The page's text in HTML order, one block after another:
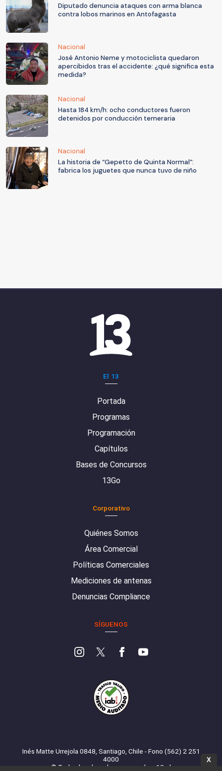
Diputado denuncia ataques con arma blanca
contra lobos marinos en Antofagasta
Nacional
José Antonio Neme y motociclista quedaron
apercibidos tras el accidente: ¿qué significa esta
medida?
Nacional
Hasta 184 km/h: ocho conductores fueron
detenidos por conducción temeraria
Nacional
La historia de “Gepetto de Quinta Normal”:
fabrica los juguetes que nunca tuvo de niño
El 13
Portada
Programas
Programación
Capítulos
Bases de Concursos
13Go
Corporativo
Quiénes Somos
Área Comercial
Políticas Comerciales
Mediciones de antenas
Denuncias Compliance
SÍGUENOS
Inés Matte Urrejola 0848, Santiago, Chile - Fono (562) 2 251
4000
© Todos los derechos reservados. 13.cl
X